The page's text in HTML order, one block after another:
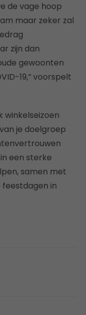
de vage hoop
maar zeker zal
zijn dan
gewoonten
19,” voorspelt
winkelseizoen
je doelgroep
een sterke
samen met
feestdagen in